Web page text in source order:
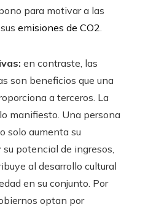
para motivar a las
emisiones de CO2
en contraste, las
son beneficios que una
a terceros. La
manifiesto. Una persona
solo aumenta su
potencial de ingresos,
al desarrollo cultural
en su conjunto. Por
optan por